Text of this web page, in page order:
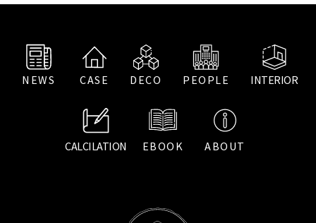
NEWS CASE DECO PEOPLE INTERIOR
CALCILATION EBOOK ABOUT